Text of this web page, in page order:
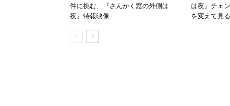
件に挑む、『さんかく窓の外側は
夜』特報映像
は夜』チェ
を変えて見